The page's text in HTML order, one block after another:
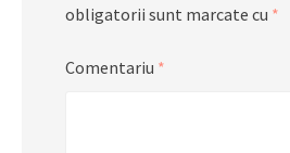
obligatorii sunt marcate cu *
Comentariu *